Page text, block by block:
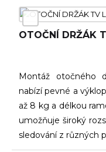
OTOČNÍ DRŽÁK
Montáž otočného
nabízí pevné a
až 8 kg a délkou
umožňuje široký
sledování z různých